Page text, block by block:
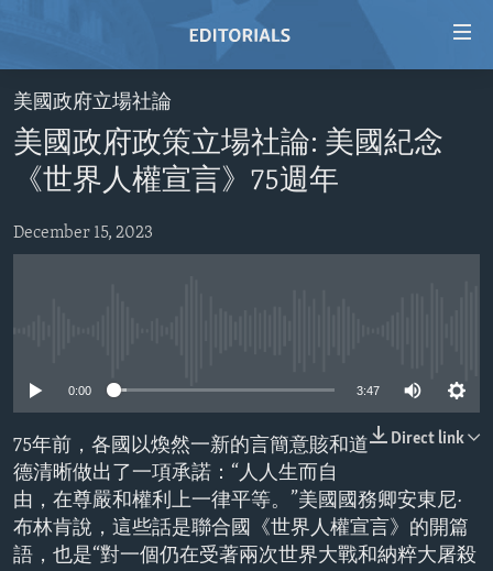
Skip
to
main
content
Skip
to
main
HOME
VIDEO
RADIO
REGIONS
EUROPE
MIDDLE EAST
AID AND DEVELOPMENT
DEMOCRACY AND GOVERNANCE
ECONOMY AND TRADE
ENVIRONMENT AND HEALTH
IDEALS AND INSTITUTIONS
FOLLOW US
美國政府立場社論
美國政府政策立場社論: 美國紀念
《世界人權宣言》75週年
December 15, 2023
0:00 3:47
Direct link
75年前，各國以煥然一新的言簡意賅和道
德清晰做出了一項承諾：“人人生而自
由，在尊嚴和權利上一律平等。”美國國務卿安東尼·
布林肯說，這些話是聯合國《世界人權宣言》的開篇
語，也是“對一個仍在受著兩次世界大戰和納粹大屠殺